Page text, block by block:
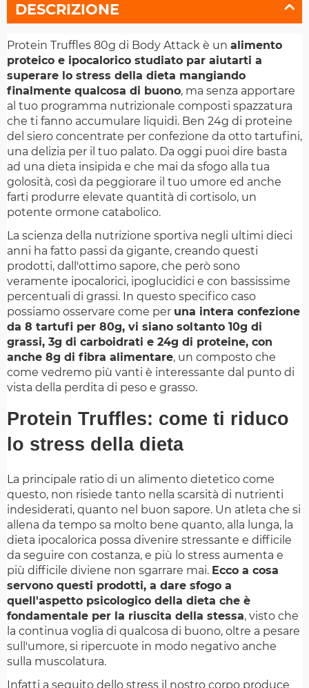
DESCRIZIONE
Protein Truffles 80g di Body Attack è un alimento
proteico e ipocalorico studiato par aiutarti a
superare lo stress della dieta mangiando
finalmente qualcosa di buono, ma senza apportare
al tuo programma nutrizionale composti spazzatura
che ti fanno accumulare liquidi. Ben 24g di proteine
del siero concentrate per confezione da otto tartufini,
una delizia per il tuo palato. Da oggi puoi dire basta
ad una dieta insipida e che mai da sfogo alla tua
golosità, così da peggiorare il tuo umore ed anche
farti produrre elevate quantità di cortisolo, un
potente ormone catabolico.
La scienza della nutrizione sportiva negli ultimi dieci
anni ha fatto passi da gigante, creando questi
prodotti, dall'ottimo sapore, che però sono
veramente ipocalorici, ipoglucidici e con bassissime
percentuali di grassi. In questo specifico caso
possiamo osservare come per una intera confezione
da 8 tartufi per 80g, vi siano soltanto 10g di
grassi, 3g di carboidrati e 24g di proteine, con
anche 8g di fibra alimentare, un composto che
come vedremo più vanti è interessante dal punto di
vista della perdita di peso e grasso.
Protein Truffles: come ti riduco
lo stress della dieta
La principale ratio di un alimento dietetico come
questo, non risiede tanto nella scarsità di nutrienti
indesiderati, quanto nel buon sapore. Un atleta che si
allena da tempo sa molto bene quanto, alla lunga, la
dieta ipocalorica possa divenire stressante e difficile
da seguire con costanza, e più lo stress aumenta e
più difficile diviene non sgarrare mai. Ecco a cosa
servono questi prodotti, a dare sfogo a
quell'aspetto psicologico della dieta che è
fondamentale per la riuscita della stessa, visto che
la continua voglia di qualcosa di buono, oltre a pesare
sull'umore, si ripercuote in modo negativo anche
sulla muscolatura.
Infatti a seguito dello stress il nostro corpo produce